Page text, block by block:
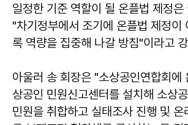
일정한 기준 역할이 될 온플법 제정은
"차기정부에서 조기에 온플법 제정이
록 역량을 집중해 나갈 방침"이라고
아울러 송 회장은 "소상공인연합회에
상공인 민원신고센터를 설치해 소상
민원을 취합하고 실태조사 진행 및 온